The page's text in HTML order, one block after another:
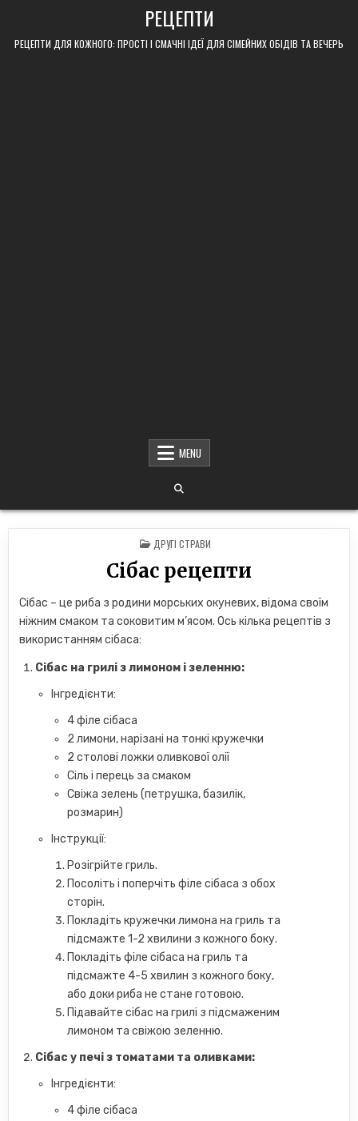
content
РЕЦЕПТИ
РЕЦЕПТИ ДЛЯ КОЖНОГО: ПРОСТІ І СМАЧНІ ІДЕЇ ДЛЯ СІМЕЙНИХ ОБІДІВ ТА ВЕЧЕРЬ
MENU
POSTED
IN
ДРУГІ СТРАВИ
Сібас рецепти
Сібас – це риба з родини морських окуневих, відома своїм
ніжним смаком та соковитим м’ясом. Ось кілька рецептів з
використанням сібаса:
Сібас на грилі з лимоном і зеленню:
Інгредієнти:
4 філе сібаса
2 лимони, нарізані на тонкі кружечки
2 столові ложки оливкової олії
Сіль і перець за смаком
Свіжа зелень (петрушка, базилік,
розмарин)
Інструкції:
Розігрійте гриль.
Посоліть і поперчіть філе сібаса з обох
сторін.
Покладіть кружечки лимона на гриль та
підсмажте 1-2 хвилини з кожного боку.
Покладіть філе сібаса на гриль та
підсмажте 4-5 хвилин з кожного боку,
або доки риба не стане готовою.
Підавайте сібас на грилі з підсмаженим
лимоном та свіжою зеленню.
Сібас у печі з томатами та оливками:
Інгредієнти:
4 філе сібаса